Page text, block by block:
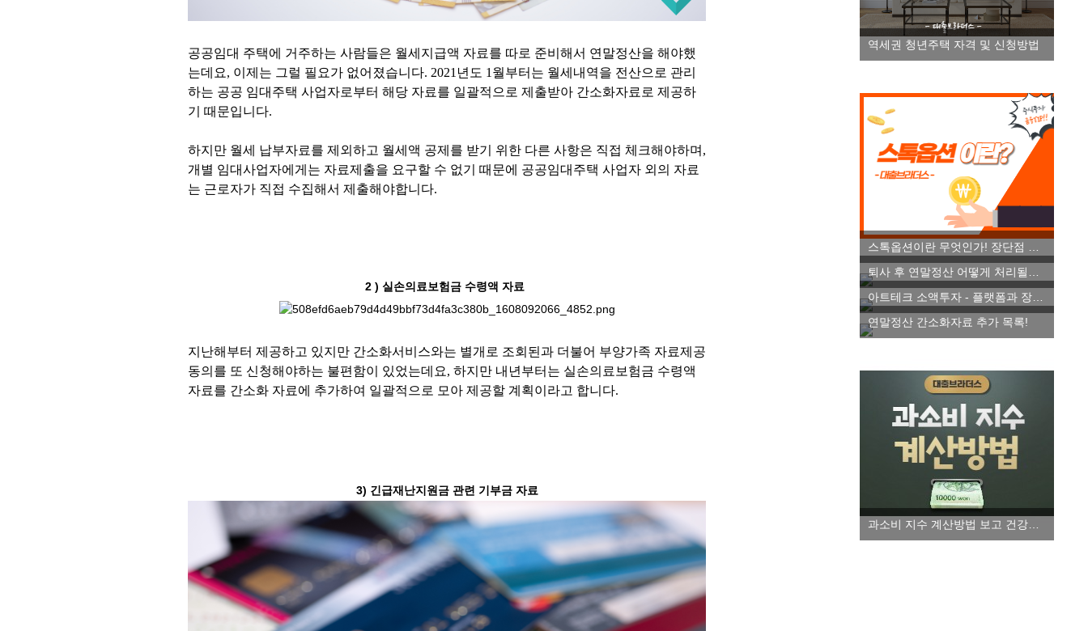
역세권 청년주택 자격 및 신청방법
연말정산 간소화자료 추가 목록!
공공임대 주택에 거주하는 사람들은 월세지급액 자료를 따로 준비해서 연말정산을 해야했
는데요, 이제는 그럴 필요가 없어졌습니다. 2021년도 1월부터는 월세내역을 전산으로 관리
하는 공공 임대주택 사업자로부터 해당 자료를 일괄적으로 제출받아 간소화자료로 제공하
기 때문입니다.
하지만 월세 납부자료를 제외하고 월세액 공제를 받기 위한 다른 사항은 직접 체크해야하며,
개별 임대사업자에게는 자료제출을 요구할 수 없기 때문에 공공임대주택 사업자 외의 자료
는 근로자가 직접 수집해서 제출해야합니다.
2 ) 실손의료보험금 수령액 자료
지난해부터 제공하고 있지만 간소화서비스와는 별개로 조회된과 더불어 부양가족 자료제공
동의를 또 신청해야하는 불편함이 있었는데요, 하지만 내년부터는 실손의료보험금 수령액
자료를 간소화 자료에 추가하여 일괄적으로 모아 제공할 계획이라고 합니다.
3) 긴급재난지원금 관련 기부금 자료